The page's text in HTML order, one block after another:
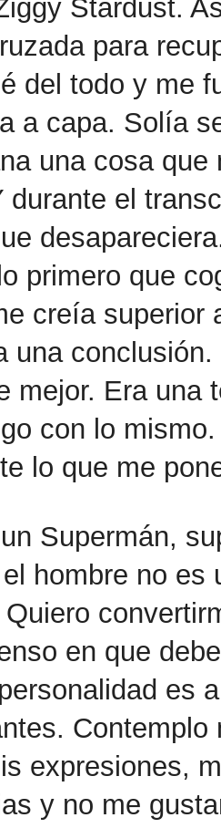
Stardust.
para
del todo y me
a capa. Solía
una cosa
durante el
primero que
creía superior
una
mejor. Era una
con lo
lo que me
Supermán,
hombre no es
en que
es
expresiones,
y no me